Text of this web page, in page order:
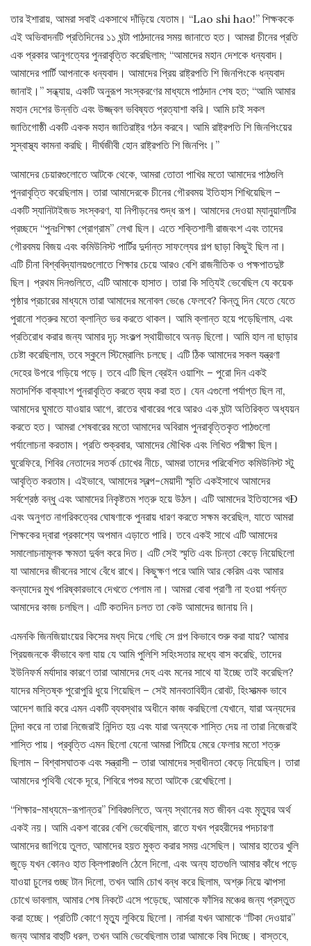
তার ইশারায়, আমরা সবাই একসাথে দাঁড়িয়ে যেতাম। “Lao shi hao!” শিক্ষককে
এই অভিবাদনটি প্রতিদিনের ১১ ঘন্টা পাঠদানের সময় জানাতে হত। আমরা চীনের প্রতি
এক প্রকার আনুগত্যের পুনরাবৃত্তি করেছিলাম; “আমাদের মহান দেশকে ধন্যবাদ।
আমাদের পার্টি আপনাকে ধন্যবাদ। আমাদের প্রিয় রাষ্ট্রপতি শি জিনপিংকে ধন্যবাদ
জানাই।” সন্ধ্যায়, একটি অনুরূপ সংস্করণের মাধ্যমে পাঠদান শেষ হত; “আমি আমার
মহান দেশের উন্নতি এবং উজ্জ্বল ভবিষ্যত প্রত্যাশা করি। আমি চাই সকল
জাতিগোষ্ঠী একটি একক মহান জাতিরাষ্ট্র গঠন করবে। আমি রাষ্ট্রপতি শি জিনপিংয়ের
সুস্বাস্থ্য কামনা করছি। দীর্ঘজীবী হোন রাষ্ট্রপতি শি জিনপিং।”
আমাদের চেয়ারগুলোতে আটকে থেকে, আমরা তোতা পাখির মতো আমাদের পাঠগুলি
পুনরাবৃত্তি করেছিলাম। তারা আমাদেরকে চীনের গৌরবময় ইতিহাস শিখিয়েছিল –
একটি স্যানিটাইজড সংস্করণ, যা নিপীড়নের শুদ্ধ রূপ। আমাদের দেওয়া ম্যানুয়ালটির
প্রচ্ছদে “পুনঃশিক্ষা প্রোগ্রাম” লেখা ছিল। এতে শক্তিশালী রাজবংশ এবং তাদের
গৌরবময় বিজয় এবং কমিউনিস্ট পার্টির দুর্দান্ত সাফল্যের গল্প ছাড়া কিছুই ছিল না।
এটি চীনা বিশ্ববিদ্যালয়গুলোতে শিক্ষার চেয়ে আরও বেশি রাজনীতিক ও পক্ষপাতদুষ্ট
ছিল। প্রথম দিনগুলিতে, এটি আমাকে হাসাত। তারা কি সত্যিই ভেবেছিল যে কয়েক
পৃষ্ঠার প্রচারের মাধ্যমে তারা আমাদের মনোবল ভেঙে ফেলবে? কিন্তু দিন যেতে যেতে
পুরানো শত্রুর মতো ক্লান্তি ভর করতে থাকল। আমি ক্লান্ত হয়ে পড়েছিলাম, এবং
প্রতিরোধ করার জন্য আমার দৃঢ় সংকল্প স্থায়ীভাবে অনড় ছিলো। আমি হাল না ছাড়ার
চেষ্টা করেছিলাম, তবে স্কুলে স্টিম্রোলিং চলছে। এটি ঠিক আমাদের সকল যন্ত্রণা
দেহের উপরে গড়িয়ে পড়ে। তবে এটি ছিল ব্রেইন ওয়াশিং – পুরো দিন একই
মতাদর্শিক বাক্যাংশ পুনরাবৃত্তি করতে ব্যয় করা হত। যেন এগুলো পর্যাপ্ত ছিল না,
আমাদের ঘুমাতে যাওয়ার আগে, রাতের খাবারের পরে আরও এক ঘন্টা অতিরিক্ত অধ্যয়ন
করতে হত। আমরা শেষবারের মতো আমাদের অবিরাম পুনরাবৃত্তিকৃত পাঠগুলো
পর্যালোচনা করতাম। প্রতি শুক্রবার, আমাদের মৌখিক এবং লিখিত পরীক্ষা ছিল।
ঘুরেফিরে, শিবির নেতাদের সতর্ক চোখের নীচে, আমরা তাদের পরিবেশিত কমিউনিস্ট স্টু
আবৃত্তি করতাম। এইভাবে, আমাদের স্বল্প-মেয়াদী স্মৃতি একইসাথে আমাদের
সর্বশ্রেষ্ঠ বন্ধু এবং আমাদের নিকৃষ্টতম শত্রু হয়ে উঠল। এটি আমাদের ইতিহাসের খÐ
এবং অনুগত নাগরিকত্বের ঘোষণাকে পুনরায় ধারণ করতে সক্ষম করেছিল, যাতে আমরা
শিক্ষকের দ্বারা প্রকাশ্যে অপমান এড়াতে পারি। তবে একই সাথে এটি আমাদের
সমালোচনামূলক ক্ষমতা দুর্বল করে দিত। এটি সেই স্মৃতি এবং চিন্তা কেড়ে নিয়েছিলো
যা আমাদের জীবনের সাথে বেঁধে রাখে। কিছুক্ষণ পরে আমি আর কেরিম এবং আমার
কন্যাদের মুখ পরিষ্কারভাবে দেখতে পেলাম না। আমরা বোবা প্রাণী না হওয়া পর্যন্ত
আমাদের কাজ চলছিল। এটি কতদিন চলত তা কেউ আমাদের জানায় নি।
এমনকি জিনজিয়াংয়ের কিসের মধ্য দিয়ে গেছি সে গল্প কিভাবে শুরু করা যায়? আমার
প্রিয়জনকে কীভাবে বলা যায় যে আমি পুলিশি সহিংসতার মধ্যে বাস করেছি, তাদের
ইউনিফর্ম মর্যাদার কারণে তারা আমাদের দেহ এবং মনের সাথে যা ইচ্ছে তাই করেছিল?
যাদের মস্তিষ্ক পুরোপুরি ধুয়ে গিয়েছিল – সেই মানবতাবিহীন রোবট, হিংসাত্মক ভাবে
আদেশ জারি করে এমন একটি ব্যবস্থার অধীনে কাজ করছিলো যেখানে, যারা অন্যদের
নিন্দা করে না তারা নিজেরাই নিন্দিত হয় এবং যারা অন্যকে শাস্তি দেয় না তারা নিজেরাই
শাস্তি পায়। প্রবৃত্তি এমন ছিলো যেনো আমরা পিটিয়ে মেরে ফেলার মতো শত্রু
ছিলাম – বিশ্বাসঘাতক এবং সন্ত্রাসী – তারা আমাদের স্বাধীনতা কেড়ে নিয়েছিল। তারা
আমাদের পৃথিবী থেকে দূরে, শিবিরে পশুর মতো আটকে রেখেছিলো।
“শিক্ষার-মাধ্যমে-রূপান্তর” শিবিরগুলিতে, অন্য স্থানের মত জীবন এবং মৃত্যুর অর্থ
একই নয়। আমি একশ বারের বেশি ভেবেছিলাম, রাতে যখন প্রহরীদের পদচারণা
আমাদের জাগিয়ে তুলত, আমাদের হয়ত মুক্ত করার সময় এসেছিল। আমার হাতের খুলি
জুড়ে যখন কোনও হাত ক্লিপারগুলি ঠেলে দিলো, এবং অন্য হাতগুলি আমার কাঁধে পড়ে
যাওয়া চুলের গুচ্ছ টান দিলো, তখন আমি চোখ বন্ধ করে ছিলাম, অশ্রু নিয়ে ঝাপসা
চোখে ভাবলাম, আমার শেষ নিকটে এসে পড়েছে, আমাকে ফাঁসির মঞ্চের জন্য প্রস্তুত
করা হচ্ছে। প্রতিটি কোণে মৃত্যু লুকিয়ে ছিলো। নার্সরা যখন আমাকে “টিকা দেওয়ার”
জন্য আমার বাহুটি ধরল, তখন আমি ভেবেছিলাম তারা আমাকে বিষ দিচ্ছে। বাস্তবে,